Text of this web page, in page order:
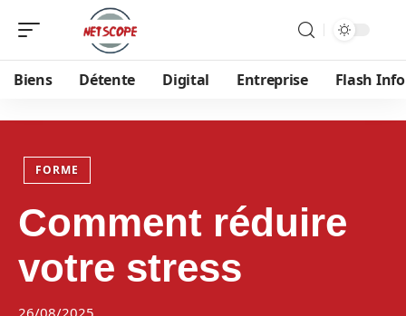
Biens Détente Digital Entreprise Flash Info
FORME
Comment réduire
votre stress
26/08/2025